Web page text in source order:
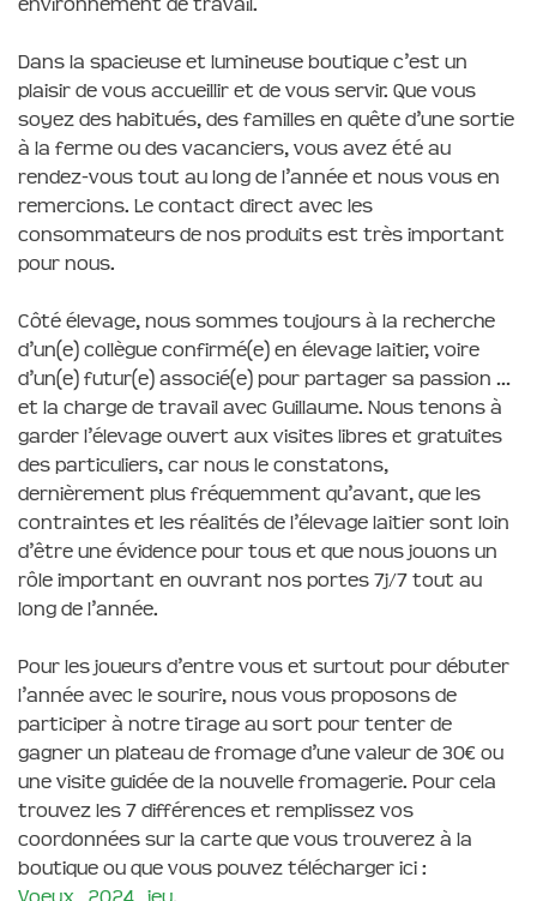
Dans la spacieuse et lumineuse boutique c’est un
plaisir de vous accueillir et de vous servir. Que vous
soyez des habitués, des familles en quête d’une sortie
à la ferme ou des vacanciers, vous avez été au
rendez-vous tout au long de l’année et nous vous en
remercions. Le contact direct avec les
consommateurs de nos produits est très important
pour nous.
Côté élevage, nous sommes toujours à la recherche
d’un(e) collègue confirmé(e) en élevage laitier, voire
d’un(e) futur(e) associé(e) pour partager sa passion …
et la charge de travail avec Guillaume. Nous tenons à
garder l’élevage ouvert aux visites libres et gratuites
des particuliers, car nous le constatons,
dernièrement plus fréquemment qu’avant, que les
contraintes et les réalités de l’élevage laitier sont loin
d’être une évidence pour tous et que nous jouons un
rôle important en ouvrant nos portes 7j/7 tout au
long de l’année.
Pour les joueurs d’entre vous et surtout pour débuter
l’année avec le sourire, nous vous proposons de
participer à notre tirage au sort pour tenter de
gagner un plateau de fromage d’une valeur de 30€ ou
une visite guidée de la nouvelle fromagerie. Pour cela
trouvez les 7 différences et remplissez vos
coordonnées sur la carte que vous trouverez à la
boutique ou que vous pouvez télécharger ici :